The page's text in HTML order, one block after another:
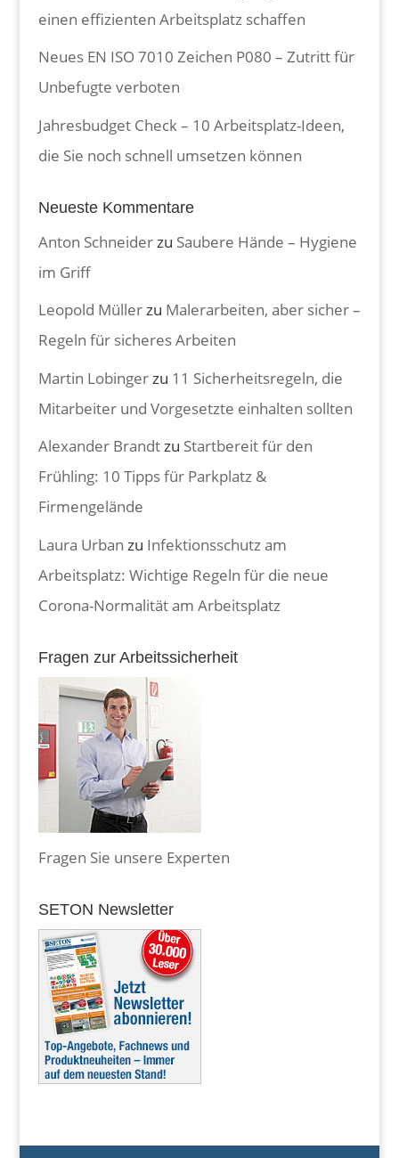
einen effizienten Arbeitsplatz schaffen
Neues EN ISO 7010 Zeichen P080 – Zutritt für
Unbefugte verboten
Jahresbudget Check – 10 Arbeitsplatz-Ideen,
die Sie noch schnell umsetzen können
Neueste Kommentare
Anton Schneiderzu Saubere Hände – Hygiene
im Griff
Leopold Müllerzu Malerarbeiten, aber sicher –
Regeln für sicheres Arbeiten
Martin Lobingerzu 11 Sicherheitsregeln, die
Mitarbeiter und Vorgesetzte einhalten sollten
Alexander Brandtzu Startbereit für den
Frühling: 10 Tipps für Parkplatz &
Firmengelände
Laura Urban zu Infektionsschutz am
Arbeitsplatz: Wichtige Regeln für die neue
Corona-Normalität am Arbeitsplatz
Fragen zur Arbeitssicherheit
Fragen Sie unsere Experten
SETON Newsletter